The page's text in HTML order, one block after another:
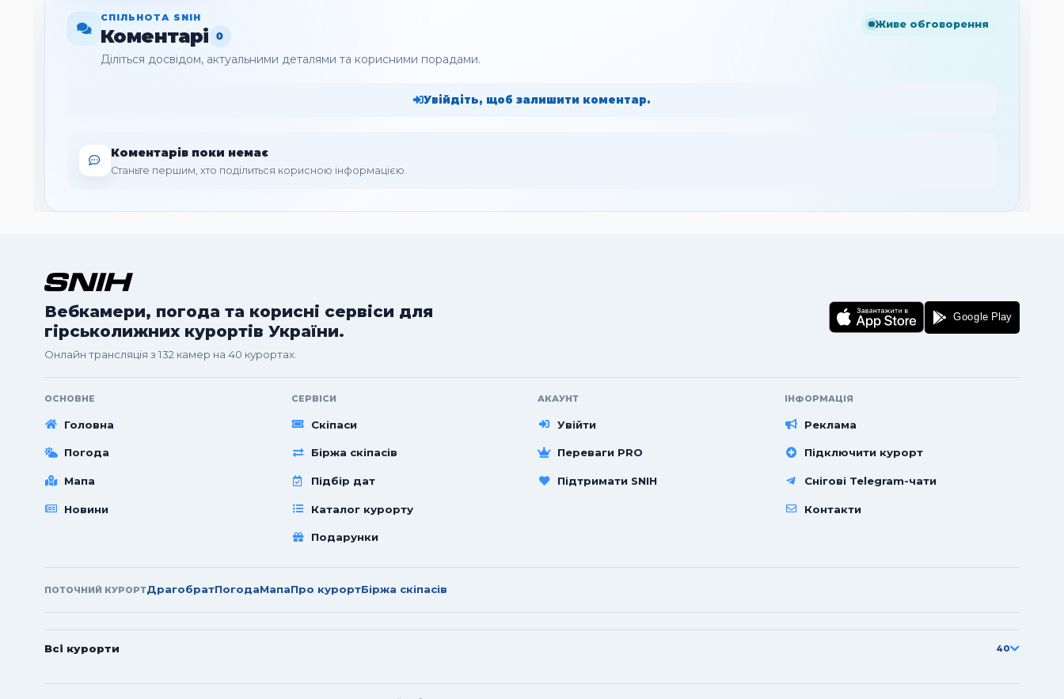
СПІЛЬНОТА SNIH
Коментарі 0
Діліться досвідом, актуальними деталями та корисними порадами.
Живе обговорення
Увійдіть, щоб залишити коментар.
Коментарів поки немає
Станьте першим, хто поділиться корисною інформацією.
Вебкамери, погода та корисні сервіси для
гірськолижних курортів України.
Онлайн трансляція з 132 камер на 40 курортах.
ОСНОВНЕ
Головна
Погода
Мапа
Новини
СЕРВІСИ
Скіпаси
Біржа скіпасів
Підбір дат
Каталог курорту
Подарунки
АКАУНТ
Увійти
Переваги PRO
Підтримати SNIH
ІНФОРМАЦІЯ
Реклама
Підключити курорт
Снігові Telegram-чати
Контакти
ПОТОЧНИЙ КУРОРТДрагобратПогодаМапаПро курортБіржа скіпасів
Всі курорти 40